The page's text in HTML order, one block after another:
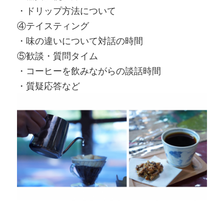
・ドリップ方法について
④テイスティング
・味の違いについて対話の時間
⑤歓談・質問タイム
・コーヒーを飲みながらの談話時間
・質疑応答など